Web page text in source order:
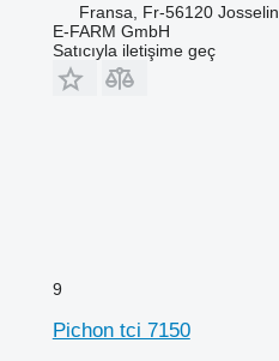
Fransa, Fr-56120 Josselin
E-FARM GmbH
Satıcıyla iletişime geç
9
Pichon tci 7150